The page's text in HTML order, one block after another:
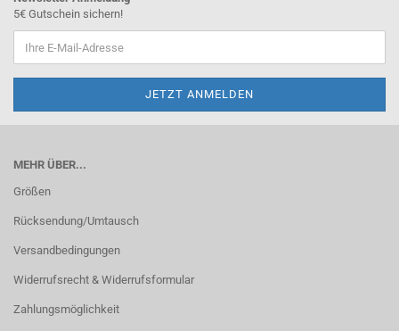
5€ Gutschein sichern!
MEHR ÜBER...
Größen
Rücksendung/Umtausch
Versandbedingungen
Widerrufsrecht & Widerrufsformular
Zahlungsmöglichkeit